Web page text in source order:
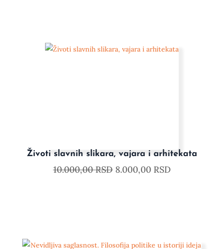
Životi slavnih slikara, vajara i arhitekata
10.000,00RSD 8.000,00 RSD